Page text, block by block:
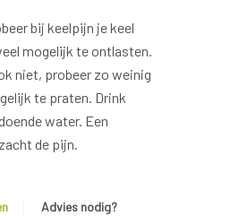
bij keelpijn je keel
mogelijk te ontlasten.
niet, probeer zo weinig
te praten. Drink
water. Een
de pijn.
Advies nodig?